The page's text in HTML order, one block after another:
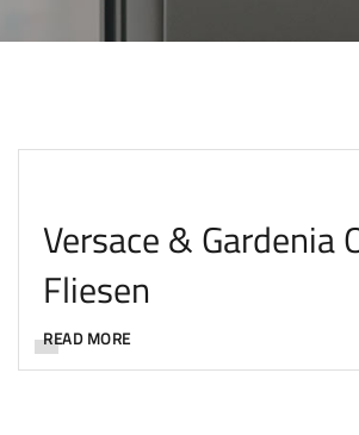
Versace & Gardenia
Fliesen
READ MORE